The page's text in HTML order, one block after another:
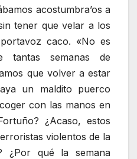
acostumbra’os a
tener que velar a los
caco. «No es
tantas semanas de
que volver a estar
un maldito puerco
con las manos en
¿Acaso, estos
violentos de la
¿Por qué la semana